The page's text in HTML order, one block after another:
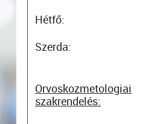
Hétfő:
Szerda:
Orvoskozmetologiai
szakrendelés: